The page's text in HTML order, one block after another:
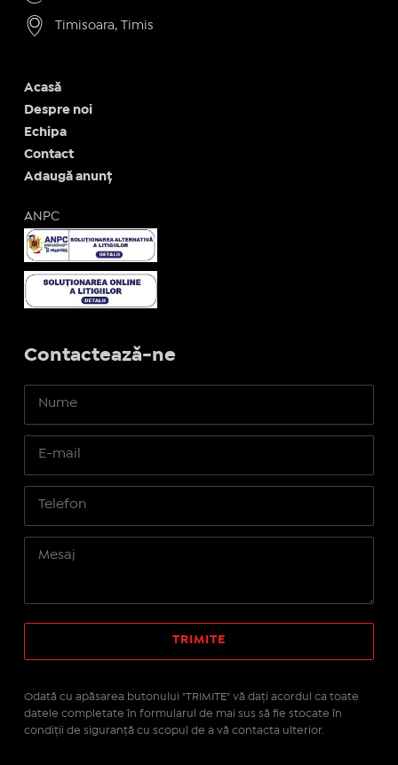
Timisoara, Timis
Acasă
Despre noi
Echipa
Contact
Adaugă anunț
ANPC
Contactează-ne
Odată cu apăsarea butonului "TRIMITE" vă daţi acordul ca toate
datele completate în formularul de mai sus să fie stocate în
condiţii de siguranţă cu scopul de a vă contacta ulterior.